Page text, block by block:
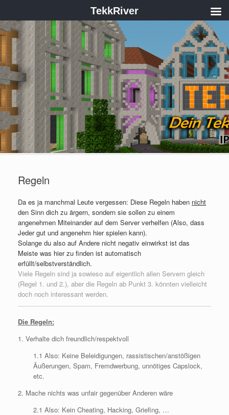
Regeln
Da es ja manchmal Leute vergessen: Diese Regeln haben nicht
den Sinn dich zu ärgern, sondern sie sollen zu einem
angenehmen Miteinander auf dem Server verhelfen (Also, dass
Jeder gut und angenehm hier spielen kann).
Solange du also auf Andere nicht negativ einwirkst ist das
Meiste was hier zu finden ist automatisch
erfüllt/selbstverständlich.
Viele Regeln sind ja sowieso auf eigentlich allen Servern gleich
(Regel 1. und 2.), aber die Regeln ab Punkt 3. könnten vielleicht
doch noch interessant werden.
Die Regeln:
1. Verhalte dich freundlich/respektvoll
1.1 Also: Keine Beleidigungen, rassistischen/anstößigen
Äußerungen, Spam, Fremdwerbung, unnötiges Capslock,
etc.
2. Mache nichts was unfair gegenüber Anderen wäre
2.1 Also: Kein Cheating, Hacking, Griefing, …
TekkRiver